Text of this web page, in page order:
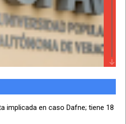
en la UPAV
con
SEFIPLAN
implicada en caso Dafne; tiene 18